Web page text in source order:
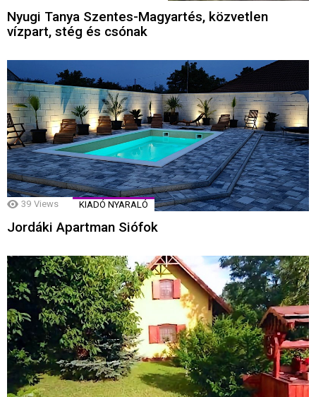
Nyugi Tanya Szentes-Magyartés, közvetlen
vízpart, stég és csónak
39 Views KIADÓ NYARALÓ
Jordáki Apartman Siófok